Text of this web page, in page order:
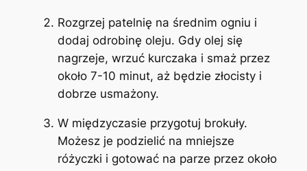
Rozgrzej patelnię na średnim ogniu i
dodaj odrobinę oleju. Gdy olej się
nagrzeje, wrzuć kurczaka i smaż przez
około 7-10 minut, aż będzie złocisty i
dobrze usmażony.
W międzyczasie przygotuj brokuły.
Możesz je podzielić na mniejsze
różyczki i gotować na parze przez około